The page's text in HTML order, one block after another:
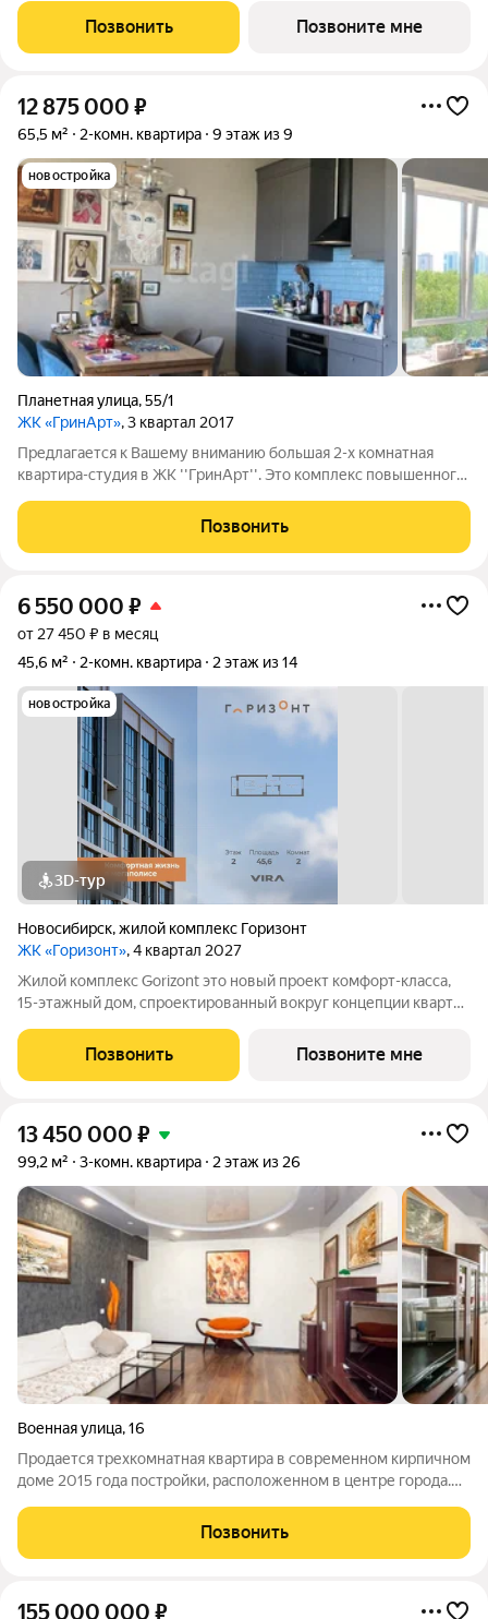
кв.м. Высота потолков 2.7 м. Квартира с кухней-гостиной и
двумя
Позвонить Позвоните мне
12 875 000 ₽
65,5 м² 2-комн. квартира 9 этаж из 9
новостройка
Планетная улица,55/1
ЖК «ГринАрт», 3 квартал 2017
Предлагается к Вашему вниманию большая 2-х комнатная
квартира-студия в ЖК ''ГринАрт''. Это комплекс повышенного
двор без машин, благоустроенные детские и спортивные
площадки, охрана и
Позвонить
6 550 000 ₽
от 27 450 ₽ в месяц
45,6 м²
2-комн. квартира 2 этаж из 14
новостройка
3D-тур
Новосибирск,жилой комплекс Горизонт
ЖК «Горизонт», 4 квартал 2027
Жилой комплекс Gorizont это новый проект комфорт-класса,
15-этажный дом, спроектированный вокруг концепции квартир
экспертами компании исходя из сценариев будущего
использования целевой
Позвонить Позвоните мне
13 450 000 ₽
99,2 м² 3-комн. квартира 2 этаж из 26
Военная улица,16
Продается трехкомнатная квартира в современном кирпичном
доме 2015 года постройки, расположенном в центре города.
заселению. Планировка предусматривает три изолированные
комнаты, что
Позвонить
155 000 000 ₽